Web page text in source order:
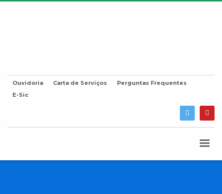
Ouvidoria Carta de Serviços
Perguntas Frequentes
E-Sic